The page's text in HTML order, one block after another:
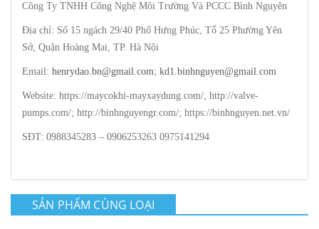
Công Ty TNHH Công Nghệ Môi Trường Và PCCC Bình Nguyên
Địa chỉ: Số 15 ngách 29/40 Phố Hưng Phúc, Tổ 25 Phường Yên
Sở, Quận Hoàng Mai, TP. Hà Nội
Email: henrydao.bn@gmail.com; kd1.binhnguyen@gmail.com
Website: https://maycokhi-mayxaydung.com/; http://valve-
pumps.com/; http://binhnguyengr.com/; https://binhnguyen.net.vn/
SĐT: 0988345283 – 0906253263 0975141294
SẢN PHẨM CÙNG LOẠI